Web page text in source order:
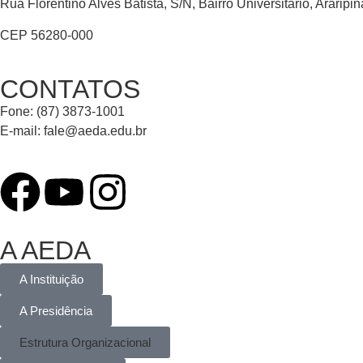
Rua Florentino Alves Batista, S/N, Bairro Universitário,
CEP 56280-000
CONTATOS
Fone: (87) 3873-1001
E-mail: fale@aeda.edu.br
A AEDA
A Instituição
A Presidência
Estrutura Organizacional